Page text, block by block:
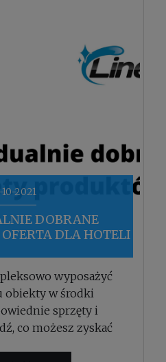
DOBRANE
DLA HOTELI
10-2021
wyposażyć
obiekty w środki
sprzęty i
co możesz zyskać